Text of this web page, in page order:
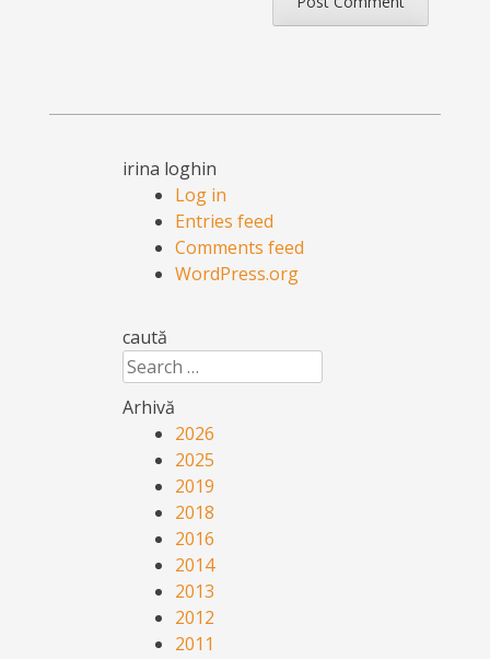
irina loghin
Log in
Entries feed
Comments feed
WordPress.org
caută
Search
Arhivă
2026
2025
2019
2018
2016
2014
2013
2012
2011